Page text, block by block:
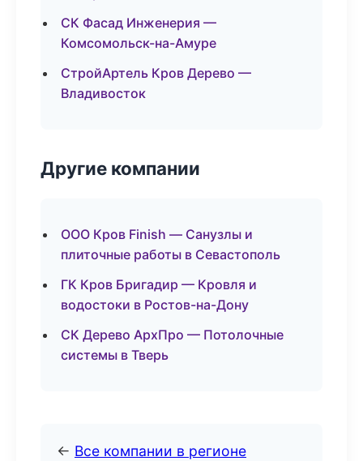
СК Фасад Инженерия —
Комсомольск-на-Амуре
СтройАртель Кров Дерево —
Владивосток
Другие компании
ООО Кров Finish — Санузлы и
плиточные работы в Севастополь
ГК Кров Бригадир — Кровля и
водостоки в Ростов-на-Дону
СК Дерево АрхПро — Потолочные
системы в Тверь
← Все компании в регионе